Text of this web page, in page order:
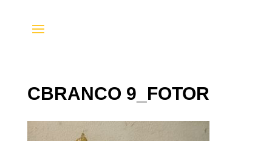
CBRANCO 9_FOTOR